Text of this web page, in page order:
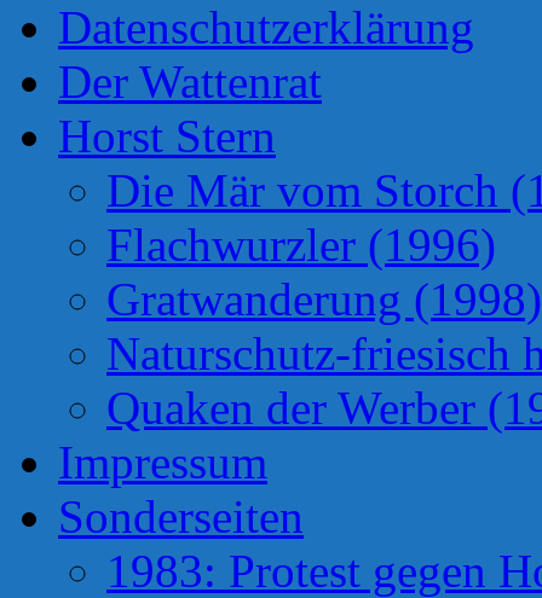
Datenschutzerklärung
Der Wattenrat
Horst Stern
Die Mär vom Storch
Flachwurzler (1996)
Gratwanderung (1998)
Naturschutz-friesisch
Quaken der Werber
Impressum
Sonderseiten
1983: Protest gegen